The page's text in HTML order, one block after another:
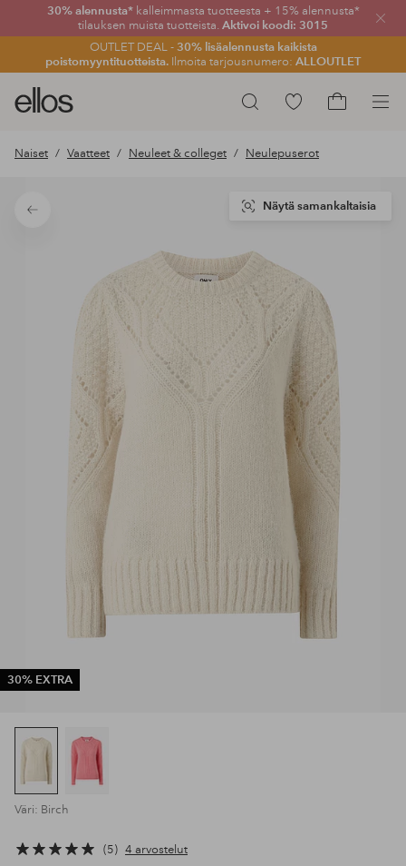
30% alennusta*kalleimmasta tuotteesta + 15% alennusta*
tilauksen muista tuotteista. Aktivoi koodi: 3015
OUTLET DEAL -30% lisäalennusta kaikista
poistomyyntituotteista. Ilmoita tarjousnumero: ALLOUTLET
Sulje
Hae
Ellos-
logo
siirry
Siirry
Naiset Vaatteet Neuleet & colleget Neulepuserot
Takaisin
30% EXTRA
Näytä samankaltaisia
Väri: Birch
5 4 arvostelut